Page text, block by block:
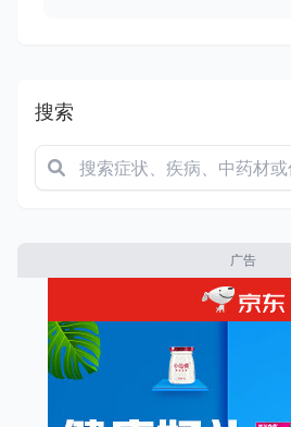
搜索
广告